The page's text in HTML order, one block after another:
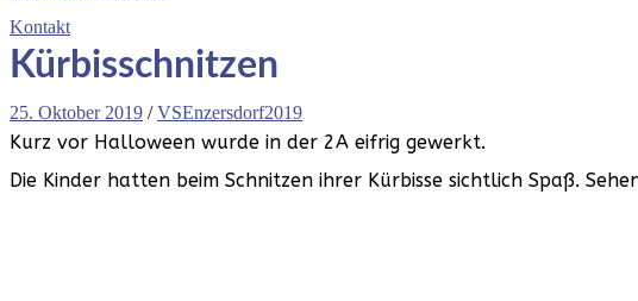
Kontakt
Kürbisschnitzen
25. Oktober 2019 /VSEnzersdorf2019
Kurz vor Halloween wurde in der 2A eifrig gewerkt.
Die Kinder hatten beim Schnitzen ihrer Kürbisse sichtlich Spaß.